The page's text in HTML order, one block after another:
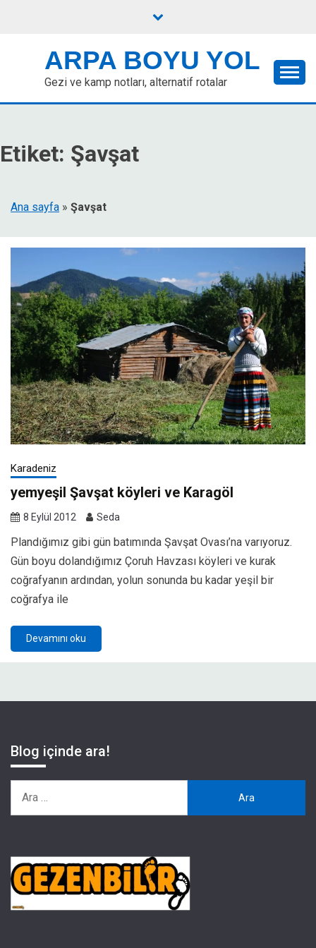
ARPA BOYU YOL
Gezi ve kamp notları, alternatif rotalar
Etiket: Şavşat
Ana sayfa » Şavşat
Karadeniz
yemyeşil Şavşat köyleri ve Karagöl
8 Eylül 2012 Seda
Plandığımız gibi gün batımında Şavşat Ovası’na varıyoruz.
Gün boyu dolandığımız Çoruh Havzası köyleri ve kurak
coğrafyanın ardından, yolun sonunda bu kadar yeşil bir
coğrafya ile
Devamını oku
Blog içinde ara!